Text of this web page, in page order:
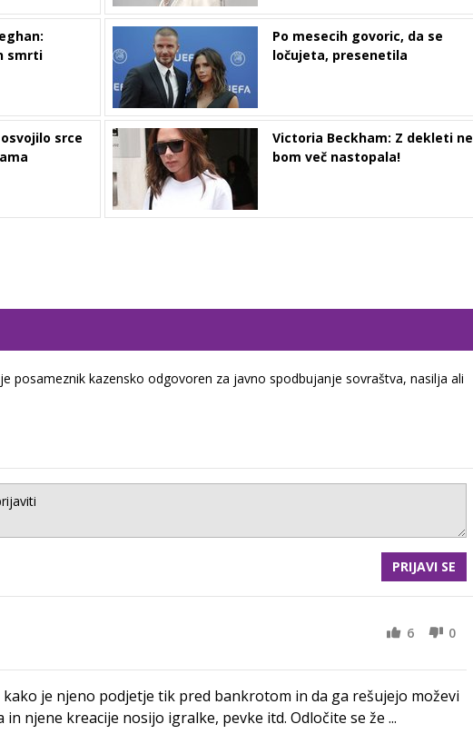
smrti
Po mesecih govoric, da se
ločujeta, presenetila
srce
Victoria Beckham: Z dekleti ne
bom več nastopala!
posameznik kazensko odgovoren za javno spodbujanje sovraštva, nasilja ali
PRIJAVI SE
6 0
je njeno podjetje tik pred bankrotom in da ga rešujejo moževi
njene kreacije nosijo igralke, pevke itd. Odločite se že ...